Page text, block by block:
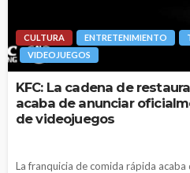
CULTURA ENTRETENIMIENTO
VIDEOJUEGOS
KFC: La cadena de
acaba de anunciar
de videojuegos
La franquicia de comida rápida